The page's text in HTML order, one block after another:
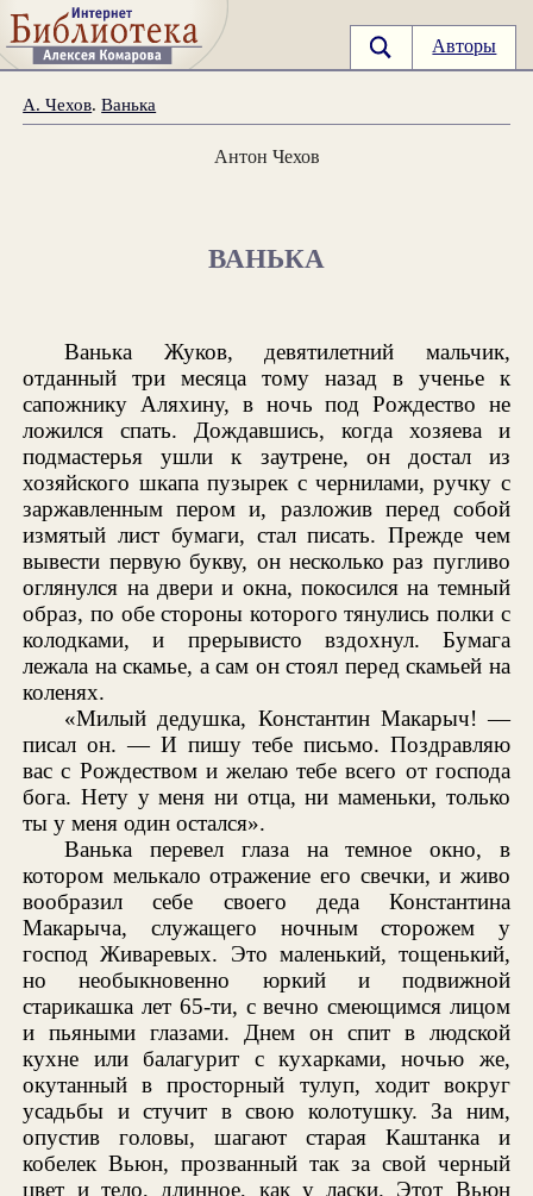
Авторы
А. Чехов.Ванька
Антон Чехов
ВАНЬКА
Ванька Жуков, девятилетний мальчик,
отданный три месяца тому назад в ученье к
сапожнику Аляхину, в ночь под Рождество не
ложился спать. Дождавшись, когда хозяева и
подмастерья ушли к заутрене, он достал из
хозяйского шкапа пузырек с чернилами, ручку с
заржавленным пером и, разложив перед собой
измятый лист бумаги, стал писать. Прежде чем
вывести первую букву, он несколько раз пугливо
оглянулся на двери и окна, покосился на темный
образ, по обе стороны которого тянулись полки с
колодками, и прерывисто вздохнул. Бумага
лежала на скамье, а сам он стоял перед скамьей на
коленях.
«Милый дедушка, Константин Макарыч! —
писал он. — И пишу тебе письмо. Поздравляю
вас с Рождеством и желаю тебе всего от господа
бога. Нету у меня ни отца, ни маменьки, только
ты у меня один остался».
Ванька перевел глаза на темное окно, в
котором мелькало отражение его свечки, и живо
вообразил себе своего деда Константина
Макарыча, служащего ночным сторожем у
господ Живаревых. Это маленький, тощенький,
но необыкновенно юркий и подвижной
старикашка лет 65-ти, с вечно смеющимся лицом
и пьяными глазами. Днем он спит в людской
кухне или балагурит с кухарками, ночью же,
окутанный в просторный тулуп, ходит вокруг
усадьбы и стучит в свою колотушку. За ним,
опустив головы, шагают старая Каштанка и
кобелек Вьюн, прозванный так за свой черный
цвет и тело, длинное, как у ласки. Этот Вьюн